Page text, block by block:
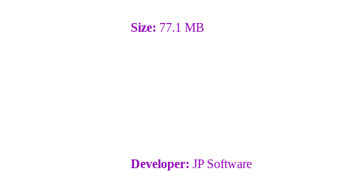
Size: 77.1 MB
Developer: JP Software